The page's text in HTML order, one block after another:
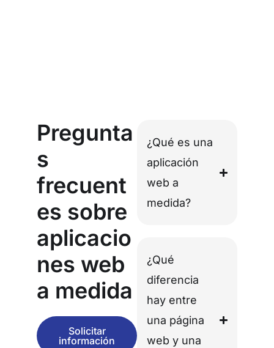
Pregunta
s
frecuent
es sobre
aplicacio
nes web
a medida
Solicitar
información
¿Qué es una
aplicación
web a
medida?
¿Qué
diferencia
hay entre
una página
web y una